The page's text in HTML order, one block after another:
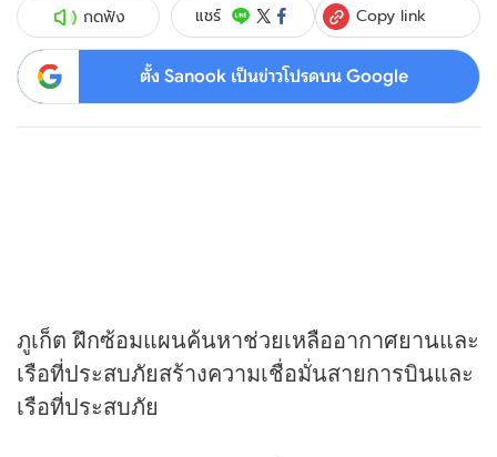
กดฟัง แชร์ Copy link
ตั้ง Sanook เป็นข่าวโปรดบน Google
ภูเก็ต ฝึกซ้อมแผนค้นหาช่วยเหลืออากาศยานและ
เรือที่ประสบภัยสร้างความเชื่อมั่นสายการบินและ
เรือที่ประสบภัย